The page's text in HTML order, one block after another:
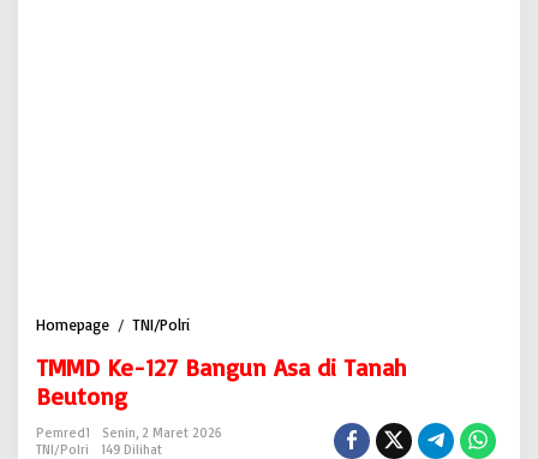
Homepage / TNI/Polri
M
e
TMMD Ke-127 Bangun Asa di Tanah
Beutong
Pemred1
Senin, 2 Maret 2026
TNI/Polri
149 Dilihat